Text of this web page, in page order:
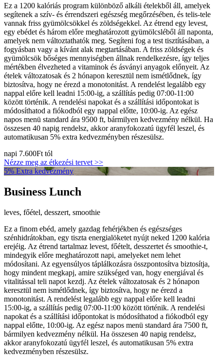
Ez a 1200 kalóriás program különböző alkáli ételekből áll, amelyek
segítenek a szív- és érrendszeri egészség megőrzésében, és telis-tele
vannak friss gyümölcsökkel és zöldségekkel. Az étrend egy levest,
egy ebédet és három előre meghatározott gyümölcsléből áll naponta,
amelyek nem változtathatók meg. Segíteni fog a test tisztításában, a
fogyásban vagy a kívánt alak megtartásában. A friss zöldségek és
gyümölcsök bőséges mennyiségben állnak rendelkezésre, így teljes
mértékben élvezheted a vitaminok és ásványi anyagok előnyeit. Az
ételek változatosak és 2 hónapon keresztül nem ismétlődnek, így
biztosítva, hogy ne érezd a monotonitást. A rendelést legalább egy
nappal előre kell leadni 15:00-ig, a szállítás pedig 07:00-11:00
között történik. A rendelési napokat és a szállítási időpontokat is
módosíthatod a fiókodból egy nappal előtte, 10:00-ig. Az egész
napos menü standard ára 9500 ft, bármilyen kedvezmény nélkül. Ha
összesen 40 napig rendelsz, akkor aranyfokozatú ügyfél leszel, és
automatikusan 5% extra kedvezményben részesülsz.
napi 7.600Ft tól
Nézze meg az étkezési tervet >>
5% Extra kedvezmény
Business Lunch
leves, főétel, desszert, smoothie
Ez a finom ebéd, amely gazdag fehérjékben és egészséges
szénhidrátokban, egy tiszta energialöketet nyújt neked 1200 kalória
erejéig. Az étrend tartalmaz levest, főételt, desszertet és smoothie-t,
mindegyik előre meghatározott napi, amelyeket nem lehet
módosítani. Az egyensúlyos táplálkozásra összpontosítva biztosítja,
hogy mindent megkapj, amire szükséged van, hogy energiával és
vitalitással teli napot kezdj. Az ételek változatosak és 2 hónapon
keresztül nem ismétlődnek, így biztosítva, hogy ne érezd a
monotonitást. A rendelést legalább egy nappal előre kell leadni
15:00-ig, a szállítás pedig 07:00-11:00 között történik. A rendelési
napokat és a szállítási időpontokat is módosíthatod a fiókodból egy
nappal előtte, 10:00-ig. Az egész napos menü standard ára 7500 ft,
bármilyen kedvezmény nélkül. Ha összesen 40 napig rendelsz,
akkor aranyfokozatú ügyfél leszel, és automatikusan 5% extra
kedvezményben részesülsz.